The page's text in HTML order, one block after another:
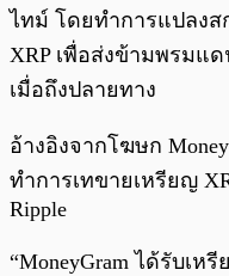
ไทม์ โดยทำการแปลงส
XRP เพื่อส่งข้ามพรมแ
เมื่อถึงปลายทาง
อ้างอิงจากโฆษก
ทำการเทขายเหรียญ
Ripple
“MoneyGram ได้รับเห